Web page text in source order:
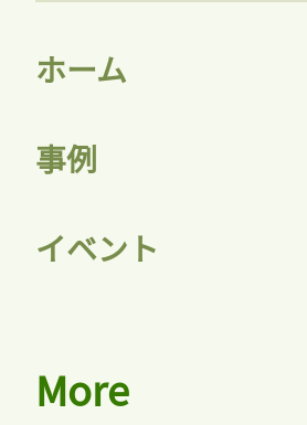
ホーム
事例
イベント
More